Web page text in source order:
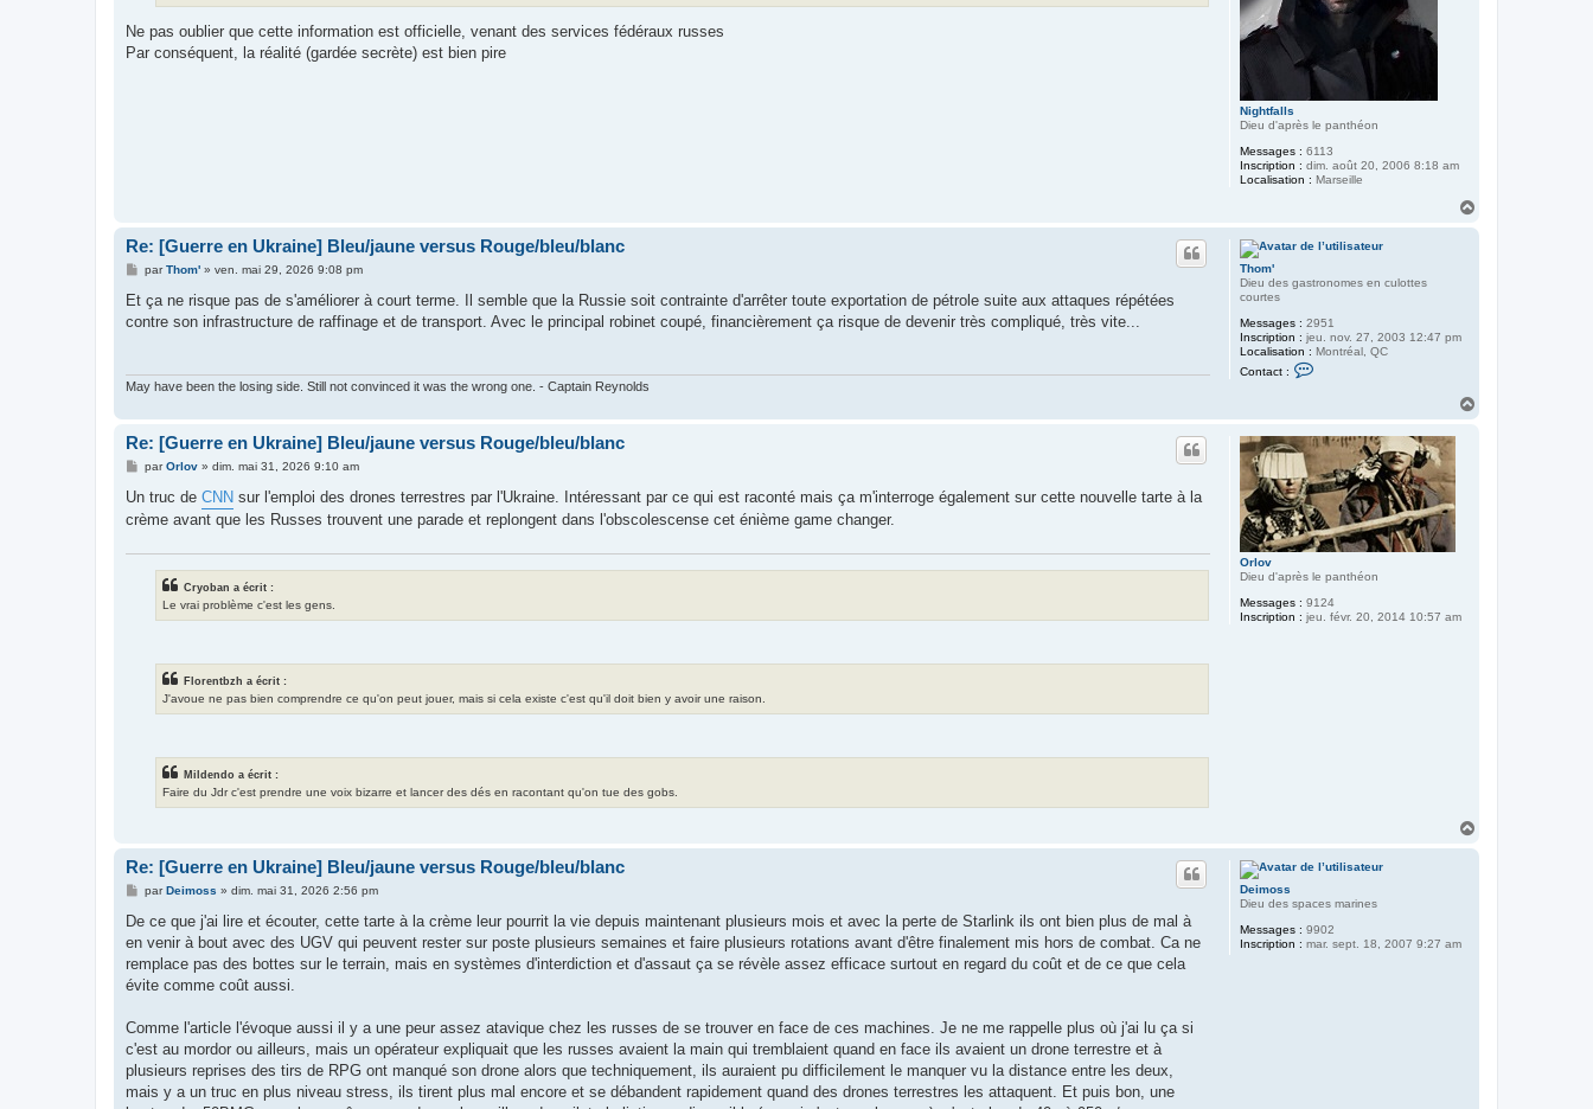
Nightfalls
Dieu d'après le panthéon
Messages : 6113
Inscription : dim. août 20, 2006 8:18 am
Localisation : Marseille
Ne pas oublier que cette information est officielle, venant des services fédéraux russes
Par conséquent, la réalité (gardée secrète) est bien pire
Thom'
Dieu des gastronomes en culottes
courtes
Messages : 2951
Inscription : jeu. nov. 27, 2003 12:47 pm
Localisation : Montréal, QC
Contact :
a
c
t
r
T
h
o
m
'
Re: [Guerre en Ukraine] Bleu/jaune versus Rouge/bleu/blanc
M
s
a
parThom'» ven. mai 29, 2026 9:08 pm
Et ça ne risque pas de s'améliorer à court terme. Il semble que la Russie soit contrainte d'arrêter toute exportation de pétrole suite aux attaques répétées
contre son infrastructure de raffinage et de transport. Avec le principal robinet coupé, financièrement ça risque de devenir très compliqué, très vite...
May have been the losing side. Still not convinced it was the wrong one. - Captain Reynolds
Orlov
Dieu d'après le panthéon
Messages : 9124
Inscription : jeu. févr. 20, 2014 10:57 am
Re: [Guerre en Ukraine] Bleu/jaune versus Rouge/bleu/blanc
M
s
a
parOrlov» dim. mai 31, 2026 9:10 am
Un truc de CNN sur l'emploi des drones terrestres par l'Ukraine. Intéressant par ce qui est raconté mais ça m'interroge également sur cette nouvelle tarte à la
crème avant que les Russes trouvent une parade et replongent dans l'obscolescense cet énième game changer.
Cryoban a écrit :
Le vrai problème c'est les gens.
Florentbzh a écrit :
J'avoue ne pas bien comprendre ce qu'on peut jouer, mais si cela existe c'est qu'il doit bien y avoir une raison.
Mildendo a écrit :
Faire du Jdr c'est prendre une voix bizarre et lancer des dés en racontant qu'on tue des gobs.
Deimoss
Dieu des spaces marines
Messages : 9902
Inscription : mar. sept. 18, 2007 9:27 am
Re: [Guerre en Ukraine] Bleu/jaune versus Rouge/bleu/blanc
M
s
a
g
parDeimoss » dim. mai 31, 2026 2:56 pm
De ce que j'ai lire et écouter, cette tarte à la crème leur pourrit la vie depuis maintenant plusieurs mois et avec la perte de Starlink ils ont bien plus de mal à
en venir à bout avec des UGV qui peuvent rester sur poste plusieurs semaines et faire plusieurs rotations avant d'être finalement mis hors de combat. Ca ne
remplace pas des bottes sur le terrain, mais en systèmes d'interdiction et d'assaut ça se révèle assez efficace surtout en regard du coût et de ce que cela
évite comme coût aussi.
Comme l'article l'évoque aussi il y a une peur assez atavique chez les russes de se trouver en face de ces machines. Je ne me rappelle plus où j'ai lu ça si
c'est au mordor ou ailleurs, mais un opérateur expliquait que les russes avaient la main qui tremblaient quand en face ils avaient un drone terrestre et à
plusieurs reprises des tirs de RPG ont manqué son drone alors que techniquement, ils auraient pu difficilement le manquer vu la distance entre les deux,
mais y a un truc en plus niveau stress, ils tirent plus mal encore et se débandent rapidement quand des drones terrestres les attaquent. Et puis bon, une